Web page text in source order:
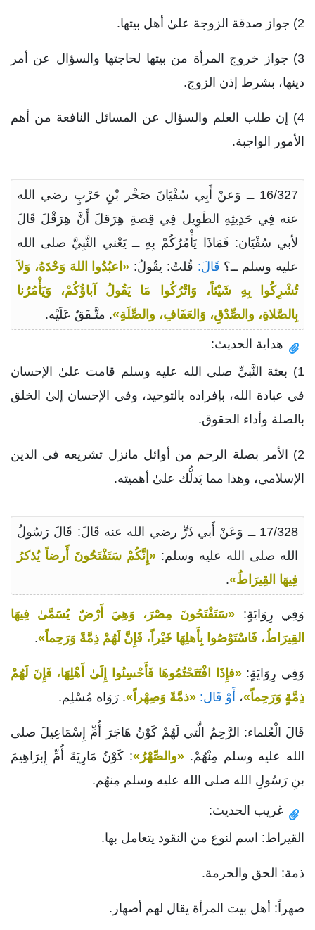
2) جواز صدقة الزوجة علىٰ أهل بيتها.
3) جواز خروج المرأة من بيتها لحاجتها والسؤال عن أمر
دينها، بشرط إذن الزوج.
4) إن طلب العلم والسؤال عن المسائل النافعة من أهم
الأمور الواجبة.
16/327 ــ وَعنْ أَبِي سُفْيَانَ صَخْر بْنِ حَرْبٍ رضي الله
عنه فِي حَدِيثِهِ الطَوِيل فِي قِصةِ هِرَقلَ أَنَّ هِرَقْلَ قَالَ
لأبي سُفْيَان: فَمَاذَا يَأْمُرُكُمْ بِهِ ــ يَعْني النَّبِيَّ صلى الله
عليه وسلم ــ؟ قَالَ: قُلتُ: يقُولُ: «اعبُدُوا اللهَ وَحْدَهُ، وَلاَ
تُشْرِكُوا بِهِ شَيْئاً، وَاتْرُكُوا مَا يَقُولُ آباؤُكُمْ، وَيَأْمُرُنا
بِالصَّلاةِ، والصِّدْقِ، وَالعَفَافِ، والصِّلَةِ». متَّـفَقٌ عَلَيْه.
هداية الحديث:
1) بعثة النَّبيِّ صلى الله عليه وسلم قامت علىٰ الإحسان
في عبادة الله، بإفراده بالتوحيد، وفي الإحسان إلىٰ الخلق
بالصلة وأداء الحقوق.
2) الأمر بصلة الرحم من أوائل مانزل تشريعه في الدين
الإسلامي، وهذا مما يَدلُّك علىٰ أهميته.
17/328 ــ وَعَنْ أَبي ذَرٍّ رضي الله عنه قَالَ: قَالَ رَسُولُ
الله صلى الله عليه وسلم: «إِنَّكُمْ سَتَفْتَحُونَ أَرضاً يُذكرُ
فِيهَا القِيرَاطُ».
وَفِي رِوَايَةٍ: «سَتَفْتَحُونَ مِصْرَ، وَهِيَ أَرْضٌ يُسَمَّىٰ فِيهَا
القِيرَاطُ، فَاسْتَوْصُوا بِأَهلِهَا خَيْراً، فَإِنَّ لَهُمْ ذِمَّةً وَرَحِماً».
وَفِي رِوَايَةٍ:«فإِذَا افْتَتَحْتُمُوهَا فَأَحْسِنُوا إِلَىٰ أَهْلِهَا، فَإِنَ لَهُمْ
ذِمَّةٍ وَرَحِماً»، أَوْ قَال: «ذمَّةً وَصِهْراً». رَوَاه مُسْلِم.
قَالَ الْعُلماء: الرَّحِمُ الَّتي لَهُمْ كَوْنُ هَاجَرَ أُمِّ إِسْمَاعِيلَ صلى
الله عليه وسلم مِنْهُمْ. «والصِّهْرُ»: كَوْنُ مَارِيَةَ أُمِّ إِبرَاهِيمَ
بنِ رَسُولِ الله صلى الله عليه وسلم مِنهُم.
غريب الحديث:
القيراط: اسم لنوع من النقود يتعامل بها.
ذمة: الحق والحرمة.
صهراً: أهل بيت المرأة يقال لهم أصهار.